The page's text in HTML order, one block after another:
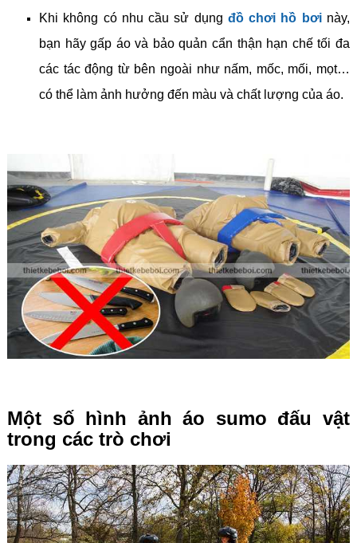
Khi không có nhu cầu sử dụng đồ chơi hồ bơinày,
bạn hãy gấp áo và bảo quản cẩn thận hạn chế tối đa
các tác động từ bên ngoài như nấm, mốc, mối, mọt…
có thể làm ảnh hưởng đến màu và chất lượng của áo.
Một số hình ảnh áo sumo đấu vật
trong các trò chơi